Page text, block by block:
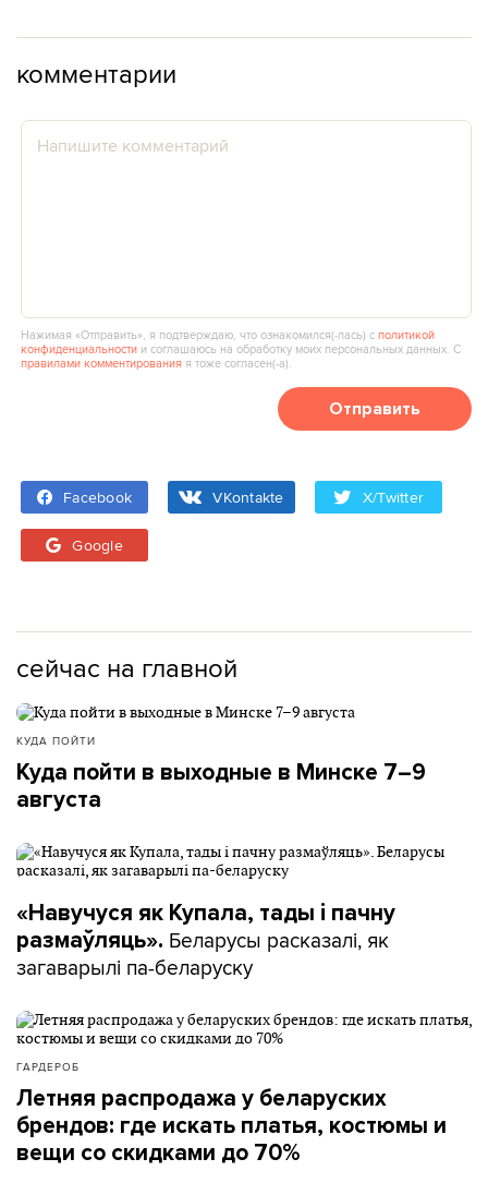
комментарии
Нажимая «Отправить», я подтверждаю, что ознакомился(‑лась) сполитикой
конфиденциальности и соглашаюсь на обработку моих персональных данных. С
правилами комментирования я тоже согласен(‑а).
Отправить
Facebook VKontakte X/Twitter
Google
сейчас на главной
КУДА ПОЙТИ
Куда пойти в выходные в Минске 7–9
августа
«Навучуся як Купала, тады і пачну
размаўляць». Беларусы расказалі, як
загаварылі па-беларуску
ГАРДЕРОБ
Летняя распродажа у беларуских
брендов: где искать платья, костюмы и
вещи со скидками до 70%